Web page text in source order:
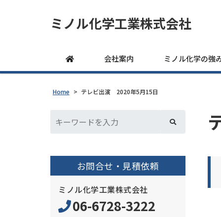
ミノル化学工業株式会社
会社案内 ミノル化学の強
Home > テレビ出演 2020年5月15日
お問合せ・見積依頼
ミノル化学工業株式会社
06-6728-3222